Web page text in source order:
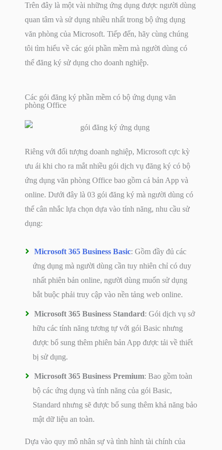
Trên đây là một vài những ứng dụng được người dùng
quan tâm và sử dụng nhiều nhất trong bộ ứng dụng
văn phòng của Microsoft. Tiếp đến, hãy cùng chúng
tôi tìm hiểu về các gói phần mềm mà người dùng có
thể đăng ký sử dụng cho doanh nghiệp.
Các gói đăng ký phần mềm có bộ ứng dụng văn
phòng Office
Riêng với đối tượng doanh nghiệp, Microsoft cực kỳ
ưu ái khi cho ra mắt nhiều gói dịch vụ đăng ký có bộ
ứng dụng văn phòng Office bao gồm cả bản App và
online. Dưới đây là 03 gói đăng ký mà người dùng có
thể cân nhắc lựa chọn dựa vào tính năng, nhu cầu sử
dụng:
Microsoft 365 Business Basic: Gồm đầy đủ các
ứng dụng mà người dùng cần tuy nhiên chỉ có duy
nhất phiên bản online, người dùng muốn sử dụng
bắt buộc phải truy cập vào nền tảng web online.
Microsoft 365 Business Standard: Gói dịch vụ sở
hữu các tính năng tương tự với gói Basic nhưng
được bổ sung thêm phiên bản App được tải về thiết
bị sử dụng.
Microsoft 365 Business Premium: Bao gồm toàn
bộ các ứng dụng và tính năng của gói Basic,
Standard nhưng sẽ được bổ sung thêm khả năng bảo
mật dữ liệu an toàn.
Dựa vào quy mô nhân sự và tình hình tài chính của